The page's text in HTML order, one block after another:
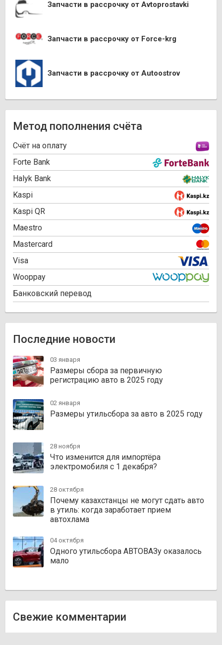
Запчасти в рассрочку от Avtoprostavki
Запчасти в рассрочку от Force-krg
Запчасти в рассрочку от Autoostrov
Метод пополнения счёта
Cчёт на оплату
Forte Bank
Halyk Bank
Kaspi
Kaspi QR
Maestro
Mastercard
Visa
Wooppay
Банковский перевод
Последние новости
03 января
Размеры сбора за первичную
регистрацию авто в 2025 году
02 января
Размеры утильсбора за авто в 2025 году
28 ноября
Что изменится для импортёра
электромобиля с 1 декабря?
28 октября
Почему казахстанцы не могут сдать авто
в утиль: когда заработает прием
автохлама
04 октября
Одного утильсбора АВТОВАЗу оказалось
мало
Свежие комментарии